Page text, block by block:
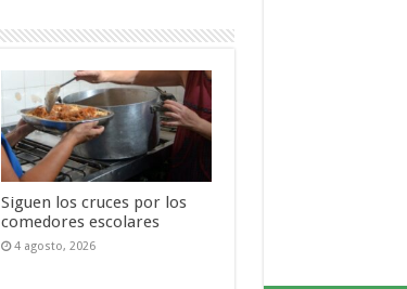
Siguen los cruces por los
comedores escolares
4 agosto, 2026